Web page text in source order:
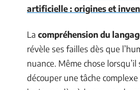
artificielle : origines et
La compréhension du
révèle ses failles dès que
nuance. Même chose lorsqu’il
découper une tâche